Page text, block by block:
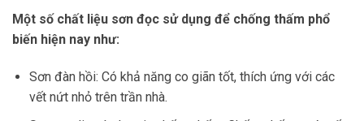
Một số chất liệu sơn đọc sử dụng để chống thấm phổ
biến hiện nay như:
Sơn đàn hồi: Có khả năng co giãn tốt, thích ứng với các
vết nứt nhỏ trên trần nhà.